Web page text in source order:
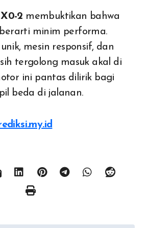
2 membuktikan bahwa
minim performa.
mesin responsif, dan
tergolong masuk akal di
ini pantas dilirik bagi
beda di jalanan.